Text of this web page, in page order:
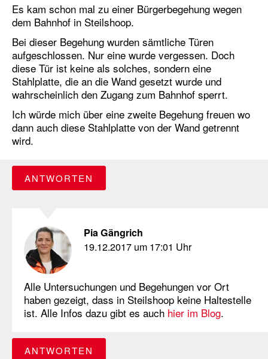
Es kam schon mal zu einer Bürgerbegehung wegen
dem Bahnhof in Steilshoop.
Bei dieser Begehung wurden sämtliche Türen
aufgeschlossen. Nur eine wurde vergessen. Doch
diese Tür ist keine als solches, sondern eine
Stahlplatte, die an die Wand gesetzt wurde und
wahrscheinlich den Zugang zum Bahnhof sperrt.
Ich würde mich über eine zweite Begehung freuen wo
dann auch diese Stahlplatte von der Wand getrennt
wird.
ANTWORTEN
Pia Gängrich
19.12.2017 um 17:01 Uhr
Alle Untersuchungen und Begehungen vor Ort
haben gezeigt, dass in Steilshoop keine Haltestelle
ist. Alle Infos dazu gibt es auch hier im Blog.
ANTWORTEN